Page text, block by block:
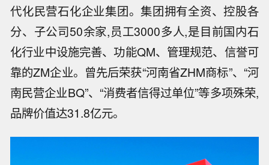
代化民营石化企业集团。集团拥有全资、控股各
分、子公司50余家,员工3000多人,是目前国内石
化行业中设施完善、功能QM、管理规范、信誉可
靠的ZM企业。曾先后荣获“河南省ZHM商标”、“河
南民营企业BQ”、“消费者信得过单位”等多项殊荣,
品牌价值达31.8亿元。